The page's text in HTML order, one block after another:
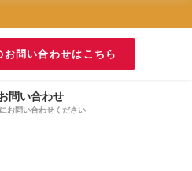
問い合わせはこちら
問い合わせ
お問い合わせください